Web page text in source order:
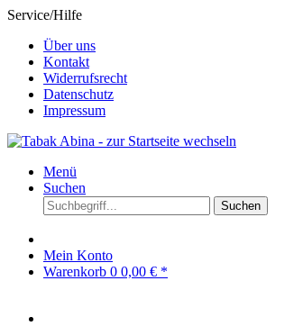
Service/Hilfe
Über uns
Kontakt
Widerrufsrecht
Datenschutz
Impressum
Menü
Suchen
Suchen
Mein Konto
Warenkorb 0 0,00 € *